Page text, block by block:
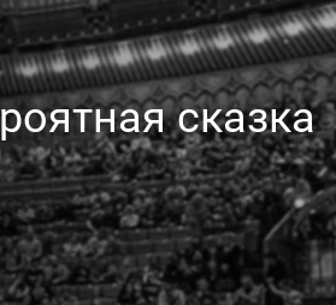
сказка